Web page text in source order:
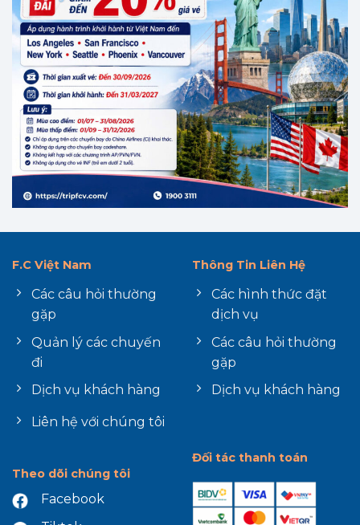
F.C Việt Nam
Các câu hỏi thường
gặp
Quản lý các chuyến
đi
Dịch vụ khách hàng
Liên hệ với chúng tôi
Thông Tin Liên Hệ
Các hình thức đặt
dịch vụ
Các câu hỏi thường
gặp
Dịch vụ khách hàng
Theo dõi chúng tôi
Facebook
Đối tác thanh toán